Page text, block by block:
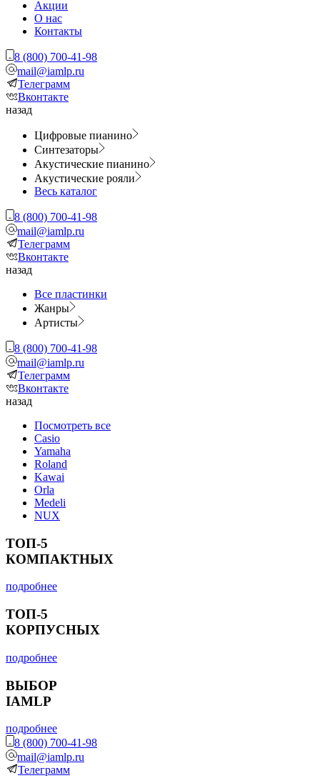
Акции
О нас
Контакты
8 (800) 700-41-98
mail@iamlp.ru
Телеграмм
Вконтакте
назад
Цифровые пианино
Синтезаторы
Акустические пианино
Акустические рояли
Весь каталог
8 (800) 700-41-98
mail@iamlp.ru
Телеграмм
Вконтакте
назад
Все пластинки
Жанры
Артисты
8 (800) 700-41-98
mail@iamlp.ru
Телеграмм
Вконтакте
назад
Посмотреть все
Casio
Yamaha
Roland
Kawai
Orla
Medeli
NUX
ТОП-5
КОМПАКТНЫХ
подробнее
ТОП-5
КОРПУСНЫХ
подробнее
ВЫБОР
IAMLP
подробнее
8 (800) 700-41-98
mail@iamlp.ru
Телеграмм